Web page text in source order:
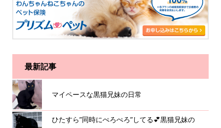
最新記事
マイペースな黒猫兄妹の日常
ひたすら”同時にぺろぺろ”してる💕黒猫兄妹の